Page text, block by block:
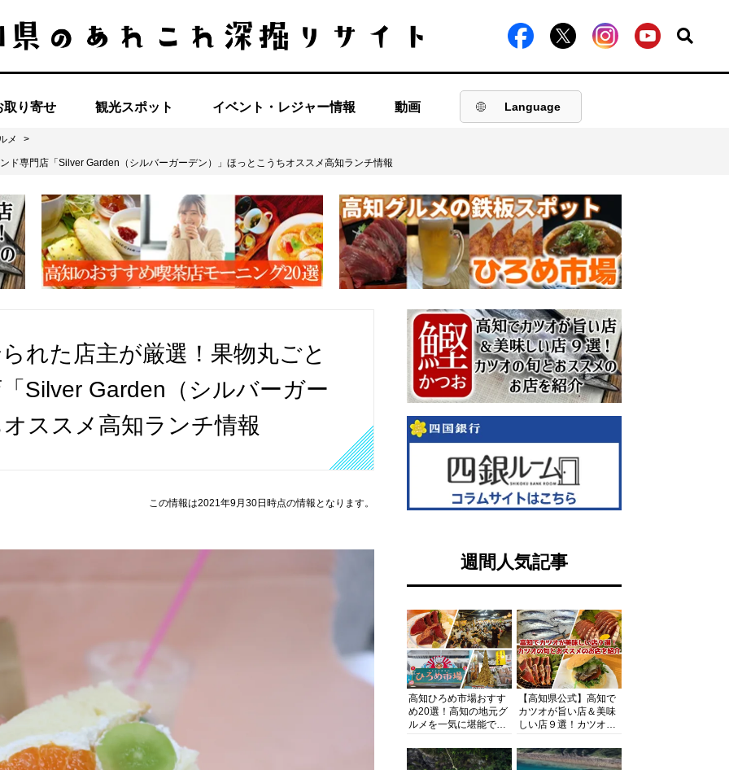
取り寄せ 観光スポット イベント・レジャー情報 動画 Language
メ >
ド専門店「Silver Garden（シルバーガーデン）」ほっとこうちオススメ高知ランチ情報
れた店主が厳選！果物丸ごと
Silver Garden（シルバーガー
ススメ高知ランチ情報
この情報は2021年9月30日時点の情報となります。
週間人気記事
高知ひろめ市場おすす
め20選！高知の地元グ
ルメを一気に堪能でき
底解剖
【高知県公式】高知で
カツオが旨い店＆美味
しい店９選！カツオの
紹介